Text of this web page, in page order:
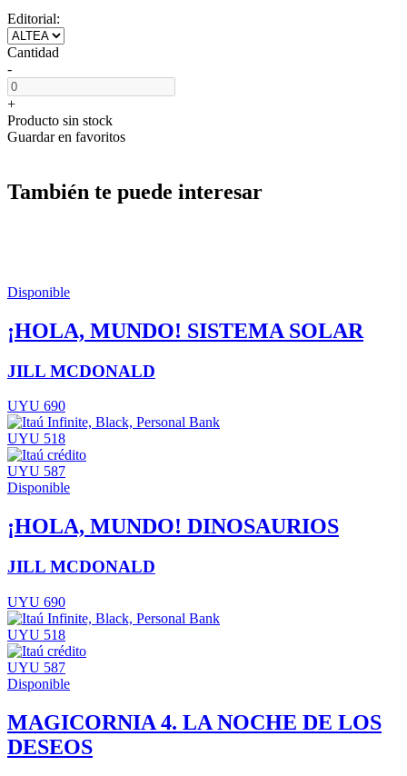
Editorial:
Cantidad
-
+
Producto sin stock
Guardar en favoritos
También te puede interesar
Disponible
¡HOLA, MUNDO! SISTEMA SOLAR
JILL MCDONALD
UYU 690
UYU 518
UYU 587
Disponible
¡HOLA, MUNDO! DINOSAURIOS
JILL MCDONALD
UYU 690
UYU 518
UYU 587
Disponible
MAGICORNIA 4. LA NOCHE DE LOS
DESEOS